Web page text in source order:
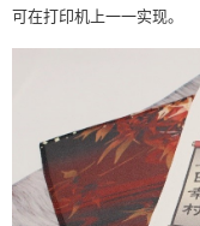
可在打印机上一一实现。